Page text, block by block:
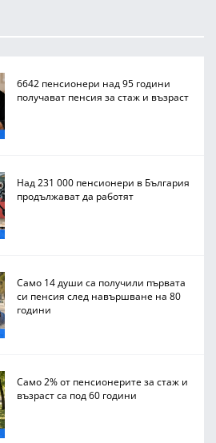
6642 пенсионери над 95 години
получават пенсия за стаж и възраст
Над 231 000 пенсионери в България
продължават да работят
Само 14 души са получили първата
си пенсия след навършване на 80
години
Само 2% от пенсионерите за стаж и
възраст са под 60 години